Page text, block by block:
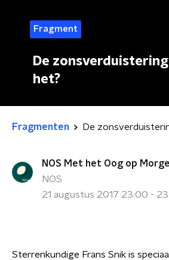
Fragment
De
het?
Fragmenten De
NOS Met het Oog op
NOS
21 augustus 2017 23:00 -
Sterrenkundige Frans Snik is